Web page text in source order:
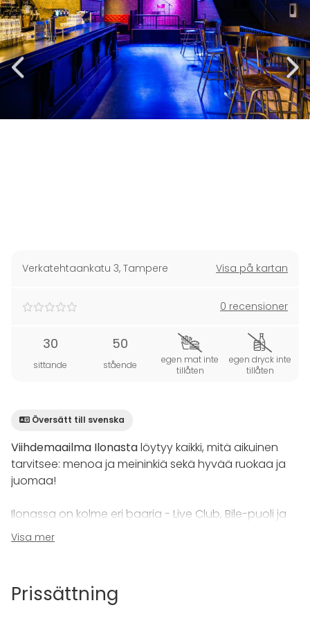
Verkatehtaankatu 3, Tampere Visa på kartan
0 recensioner
30
sittande
50
stående
egen mat inte
tillåten
egen dryck inte
tillåten
Översätt till svenska
Viihdemaailma Ilonastalöytyy kaikki, mitä aikuinen
tarvitsee: menoa ja meininkiä sekä hyvää ruokaa ja
juomaa!
Ilonassa on kolme eri baaria - Live Club, Bile-puoli ja
Karaoke - sekä ruokaravintola Downtown.
Monipuoliset tilamme mahdollistavat niin pienten kuin
asiakaspaikkoja yhteensä 750 - ravintola
Visa mer
Prissättning